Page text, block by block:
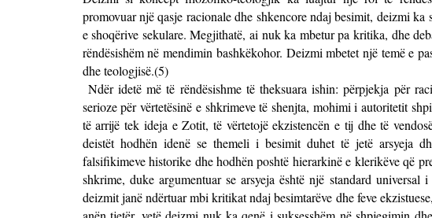
promovuar një qasje racionale dhe shkencore ndaj besimit, deizmi
e shoqërive sekulare. Megjithatë, ai nuk ka mbetur pa kritika, dhe
rëndësishëm në mendimin bashkëkohor. Deizmi mbetet një temë e
dhe teologjisë.(5)
Ndër idetë më të rëndësishme të theksuara ishin: përpjekja për
serioze për vërtetësinë e shkrimeve të shenjta, mohimi i autoritetit
të arrijë tek ideja e Zotit, të vërtetojë ekzistencën e tij dhe të
deistët hodhën idenë se themeli i besimit duhet të jetë arsyeja
falsifikimeve historike dhe hodhën poshtë hierarkinë e klerikëve që
shkrime, duke argumentuar se arsyeja është një standard
deizmit janë ndërtuar mbi kritikat ndaj besimtarëve dhe feve